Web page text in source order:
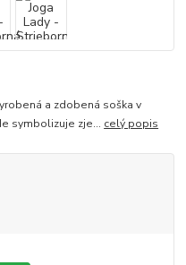
a zdobená soška v
symbolizuje zje... celý popis